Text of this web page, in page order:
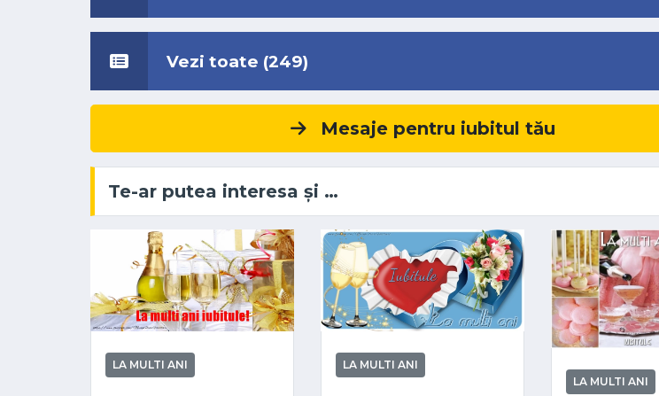
Vezi toate (249)
Mesaje pentru iubitul tău
Te-ar putea interesa și …
LA MULTI ANI LA MULTI ANI
LA MULTI ANI